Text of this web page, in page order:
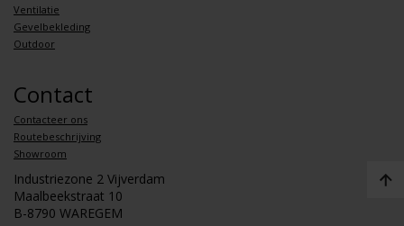
Ventilatie
Gevelbekleding
Outdoor
Contact
Contacteer ons
Routebeschrijving
Showroom
Industriezone 2 Vijverdam
Maalbeekstraat 10
B-8790 WAREGEM